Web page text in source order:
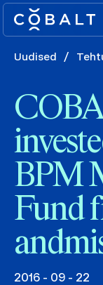
Uudised /
BPM
Fund
2016 - 09 - 22